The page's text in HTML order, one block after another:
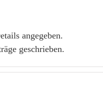
angegeben.
geschrieben.